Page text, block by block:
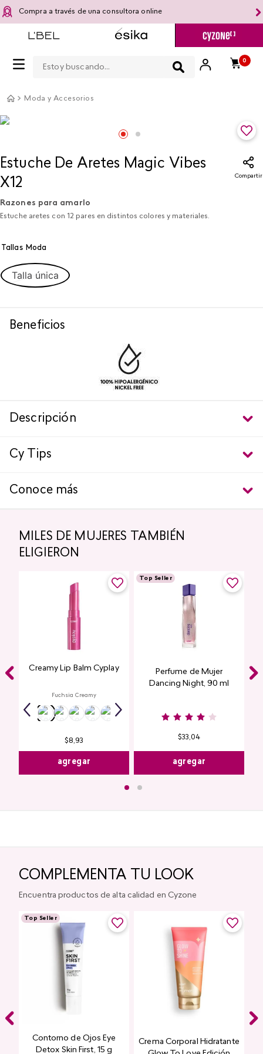
Compra a través de una consultora online
0
Moda y Accesorios
Estuche De Aretes Magic Vibes
X12
Compartir
Razones para amarlo
Estuche aretes con 12 pares en distintos colores y materiales.
Tallas Moda
Talla única
Beneficios
Descripción
Cy Tips
Conoce más
MILES DE MUJERES TAMBIÉN
ELIGIERON
Creamy Lip Balm Cyplay
Fuchsia Creamy
$8,93
agregar
Top Seller
Perfume de Mujer
Dancing Night, 90 ml
$33,04
agregar
COMPLEMENTA TU LOOK
Encuentra productos de alta calidad en Cyzone
Top Seller
Contorno de Ojos Eye
Detox Skin First, 15 g
Crema Corporal Hidratante